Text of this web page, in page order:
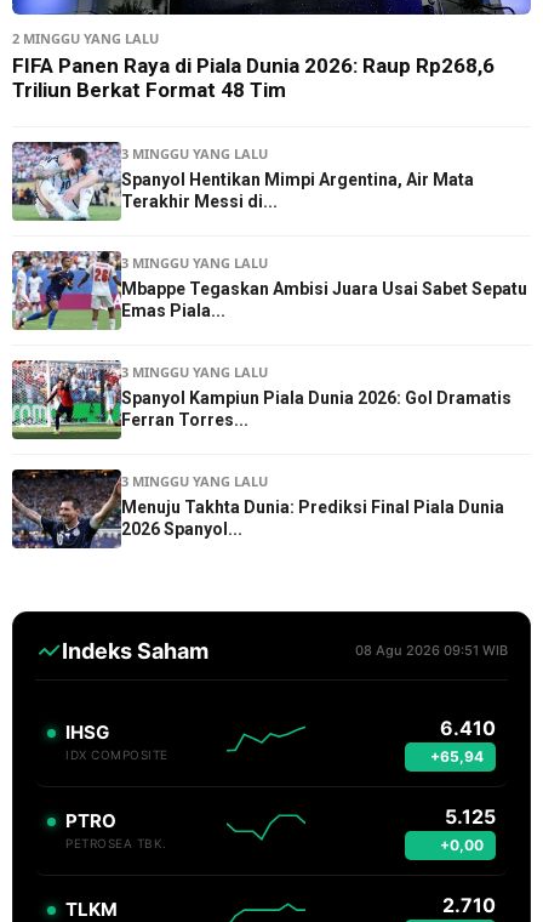
2 MINGGU YANG LALU
FIFA Panen Raya di Piala Dunia 2026: Raup Rp268,6
Triliun Berkat Format 48 Tim
3 MINGGU YANG LALU
Spanyol Hentikan Mimpi Argentina, Air Mata
Terakhir Messi di...
3 MINGGU YANG LALU
Mbappe Tegaskan Ambisi Juara Usai Sabet Sepatu
Emas Piala...
3 MINGGU YANG LALU
Spanyol Kampiun Piala Dunia 2026: Gol Dramatis
Ferran Torres...
3 MINGGU YANG LALU
Menuju Takhta Dunia: Prediksi Final Piala Dunia
2026 Spanyol...
Indeks Saham 08 Agu 2026 09:51 WIB
IHSG
IDX COMPOSITE
6.410
+65,94
PTRO
PETROSEA TBK.
5.125
+0,00
TLKM 2.710